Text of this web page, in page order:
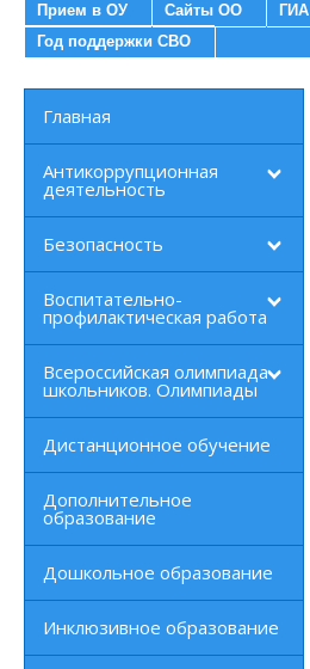
Прием в ОУ Сайты ОО ГИА
Год поддержки СВО
Главная
Антикоррупционная
деятельность
Безопасность
Воспитательно-
профилактическая работа
Всероссийская олимпиада
школьников. Олимпиады
Дистанционное обучение
Дополнительное
образование
Дошкольное образование
Инклюзивное образование